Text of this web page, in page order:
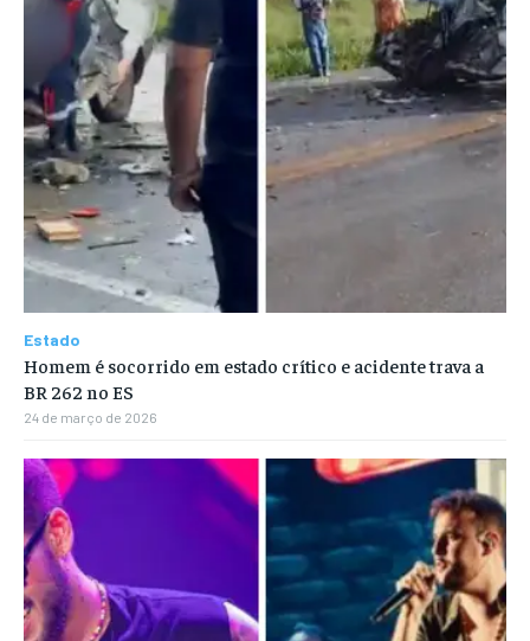
Estado
Homem é socorrido em estado crítico e acidente trava a
BR 262 no ES
24 de março de 2026